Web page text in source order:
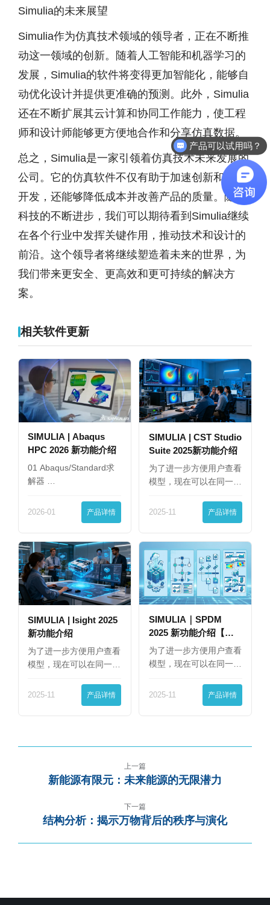
Simulia的未来展望
Simulia作为仿真技术领域的领导者，正在不断推
动这一领域的创新。随着人工智能和机器学习的
发展，Simulia的软件将变得更加智能化，能够自
动优化设计并提供更准确的预测。此外，Simulia
还在不断扩展其云计算和协同工作能力，使工程
师和设计师能够更方便地合作和分享仿真数据。
总之，Simulia是一家引领着仿真技术未来发展的
公司。它的仿真软件不仅有助于加速创新和产品
开发，还能够降低成本并改善产品的质量。随着
科技的不断进步，我们可以期待看到Simulia继续
在各个行业中发挥关键作用，推动技术和设计的
前沿。这个领导者将继续塑造着未来的世界，为
我们带来更安全、更高效和更可持续的解决方
案。
相关软件更新
SIMULIA | Abaqus
HPC 2026 新功能介绍
01 Abaqus/Standard求
解器 …
2026-01 产品详情
SIMULIA | CST Studio
Suite 2025新功能介绍
为了进一步方便用户查看
模型，现在可以在同一
2025-11 产品详情
SIMULIA | Isight 2025
新功能介绍
为了进一步方便用户查看
模型，现在可以在同一
2025-11 产品详情
SIMULIA｜SPDM
2025 新功能介绍【下
篇】
为了进一步方便用户查看
模型，现在可以在同一
2025-11 产品详情
上一篇
新能源有限元：未来能源的无限潜力
下一篇
结构分析：揭示万物背后的秩序与演化
产品可以试用吗？